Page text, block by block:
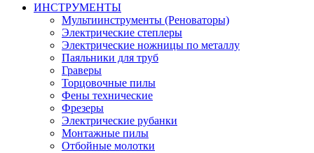
ИНСТРУМЕНТЫ
Мультиинструменты (Реноваторы)
Электрические степлеры
Электрические ножницы по металлу
Паяльники для труб
Граверы
Торцовочные пилы
Фены технические
Фрезеры
Электрические рубанки
Монтажные пилы
Отбойные молотки